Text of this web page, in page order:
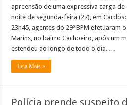
apreensão de uma expressiva carga
noite de segunda-feira (27), em
23h45, agentes do 29º BPM efetuaram
Marins, no bairro Cachoeiro, após um
estendeu ao longo de todo o dia. …
Leia Mais »
Polícia prende suspeito